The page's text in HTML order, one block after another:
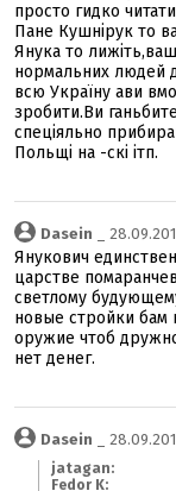
просто гидко
Пане Кушнірук то
Янука то
нормальних людей
всю Україну ави
зробити.Ви
спеціяльно
Польщі на -скі ітп.
Dasein _
Янукович
царстве
светлому
новые стройки бам
оружие чтоб
нет денег.
Dasein _
jatagan:
Fedor K: